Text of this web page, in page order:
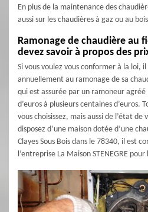
En plus de la maintenance des
aussi sur les chaudières à gaz ou au
Ramonage de chaudière au
devez savoir à propos des
Si vous voulez vous conformer à la loi,
annuellement au ramonage de sa
qui est assurée par un ramoneur
d’euros à plusieurs centaines d’euros.
vous choisissez, mais aussi de l’état de
disposez d’une maison dotée d’une
Clayes Sous Bois dans le 78340, il est
l’entreprise La Maison STENEGRE